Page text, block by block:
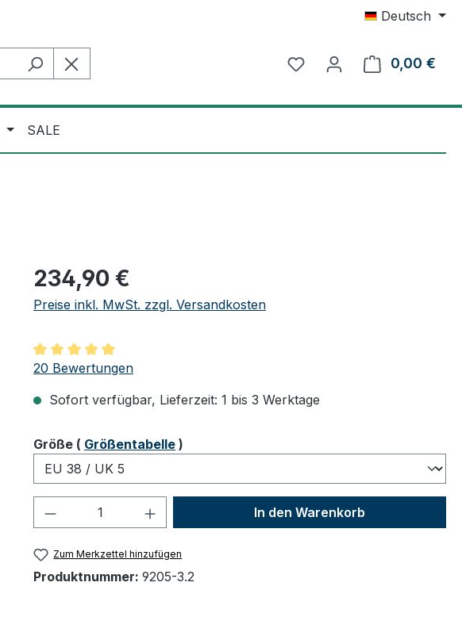
Deutsch
0,00 €
SALE
Regulärer Preis:
234,90 €
Preise inkl. MwSt. zzgl. Versandkosten
Durchschnittliche Bewertung von 5 von 5 Sternen
20 Bewertungen
Sofort verfügbar, Lieferzeit: 1 bis 3 Werktage
Größeauswählen
( Größentabelle )
Produkt Anzahl: Gib den gewünschten Wert
In den Warenkorb
Zum Merkzettel hinzufügen
Produktnummer: 9205-3.2